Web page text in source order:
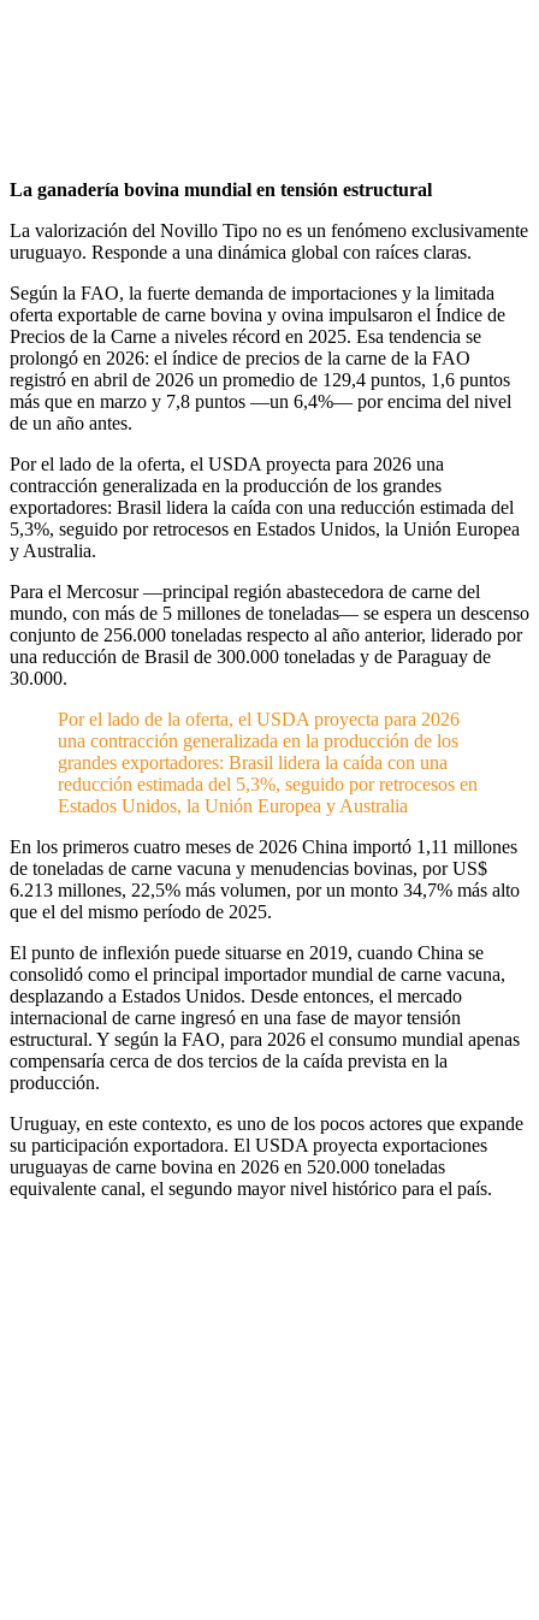
La ganadería bovina mundial en tensión estructural
La valorización del Novillo Tipo no es un fenómeno exclusivamente
uruguayo. Responde a una dinámica global con raíces claras.
Según la FAO, la fuerte demanda de importaciones y la limitada
oferta exportable de carne bovina y ovina impulsaron el Índice de
Precios de la Carne a niveles récord en 2025. Esa tendencia se
prolongó en 2026: el índice de precios de la carne de la FAO
registró en abril de 2026 un promedio de 129,4 puntos, 1,6 puntos
más que en marzo y 7,8 puntos —un 6,4%— por encima del nivel
de un año antes.
Por el lado de la oferta, el USDA proyecta para 2026 una
contracción generalizada en la producción de los grandes
exportadores: Brasil lidera la caída con una reducción estimada del
5,3%, seguido por retrocesos en Estados Unidos, la Unión Europea
y Australia.
Para el Mercosur —principal región abastecedora de carne del
mundo, con más de 5 millones de toneladas— se espera un descenso
conjunto de 256.000 toneladas respecto al año anterior, liderado por
una reducción de Brasil de 300.000 toneladas y de Paraguay de
30.000.
Por el lado de la oferta, el USDA proyecta para 2026
una contracción generalizada en la producción de los
grandes exportadores: Brasil lidera la caída con una
reducción estimada del 5,3%, seguido por retrocesos en
Estados Unidos, la Unión Europea y Australia
En los primeros cuatro meses de 2026 China importó 1,11 millones
de toneladas de carne vacuna y menudencias bovinas, por US$
6.213 millones, 22,5% más volumen, por un monto 34,7% más alto
que el del mismo período de 2025.
El punto de inflexión puede situarse en 2019, cuando China se
consolidó como el principal importador mundial de carne vacuna,
desplazando a Estados Unidos. Desde entonces, el mercado
internacional de carne ingresó en una fase de mayor tensión
estructural. Y según la FAO, para 2026 el consumo mundial apenas
compensaría cerca de dos tercios de la caída prevista en la
producción.
Uruguay, en este contexto, es uno de los pocos actores que expande
su participación exportadora. El USDA proyecta exportaciones
uruguayas de carne bovina en 2026 en 520.000 toneladas
equivalente canal, el segundo mayor nivel histórico para el país.